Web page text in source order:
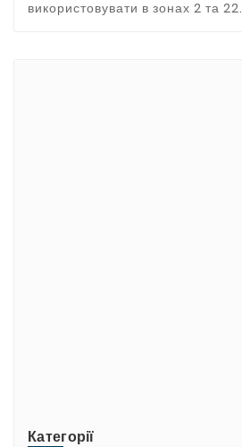
використовувати в зонах 2 та 22.
Категорії